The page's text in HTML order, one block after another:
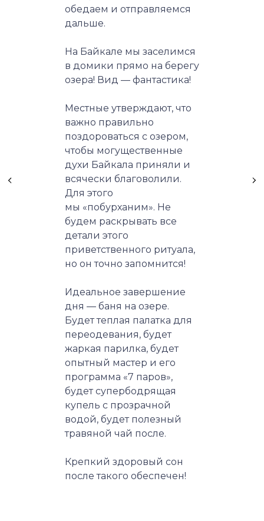
обедаем и отправляемся
дальше.
На Байкале мы заселимся
в домики прямо на берегу
озера! Вид — фантастика!
Местные утверждают, что
важно правильно
поздороваться с озером,
чтобы могущественные
духи Байкала приняли и
всячески благоволили.
Для этого
мы «побурханим». Не
будем раскрывать все
детали этого
приветственного ритуала,
но он точно запомнится!
Идеальное завершение
дня — баня на озере.
Будет теплая палатка для
переодевания, будет
жаркая парилка, будет
опытный мастер и его
программа «7 паров»,
будет супербодрящая
купель с прозрачной
водой, будет полезный
травяной чай после.
Крепкий здоровый сон
после такого обеспечен!